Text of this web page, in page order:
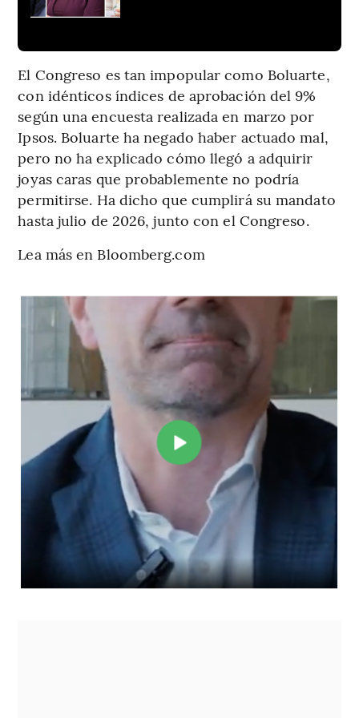
El Congreso es tan impopular como Boluarte,
con idénticos índices de aprobación del 9%
según una encuesta realizada en marzo por
Ipsos. Boluarte ha negado haber actuado mal,
pero no ha explicado cómo llegó a adquirir
joyas caras que probablemente no podría
permitirse. Ha dicho que cumplirá su mandato
hasta julio de 2026, junto con el Congreso.
Lea más en Bloomberg.com